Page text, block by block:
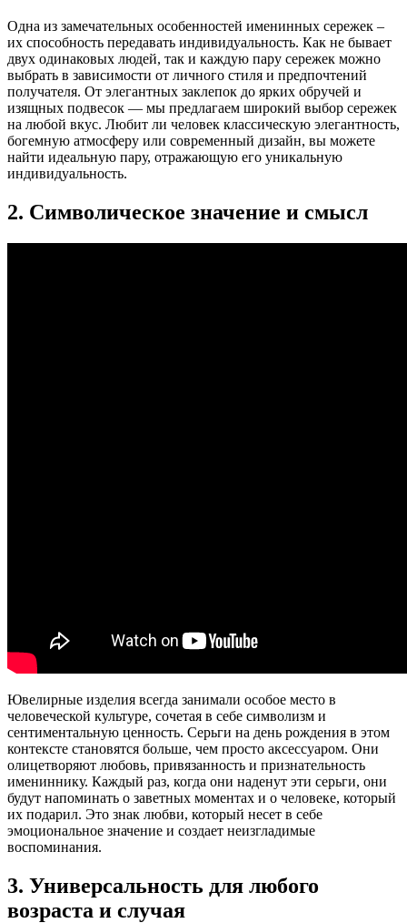
Одна из замечательных особенностей именинных сережек –
их способность передавать индивидуальность. Как не бывает
двух одинаковых людей, так и каждую пару сережек можно
выбрать в зависимости от личного стиля и предпочтений
получателя. От элегантных заклепок до ярких обручей и
изящных подвесок — мы предлагаем широкий выбор сережек
на любой вкус. Любит ли человек классическую элегантность,
богемную атмосферу или современный дизайн, вы можете
найти идеальную пару, отражающую его уникальную
индивидуальность.
2. Символическое значение и смысл
Ювелирные изделия всегда занимали особое место в
человеческой культуре, сочетая в себе символизм и
сентиментальную ценность. Серьги на день рождения в этом
контексте становятся больше, чем просто аксессуаром. Они
олицетворяют любовь, привязанность и признательность
имениннику. Каждый раз, когда они наденут эти серьги, они
будут напоминать о заветных моментах и ​​о человеке, который
их подарил. Это знак любви, который несет в себе
эмоциональное значение и создает неизгладимые
воспоминания.
3. Универсальность для любого
возраста и случая